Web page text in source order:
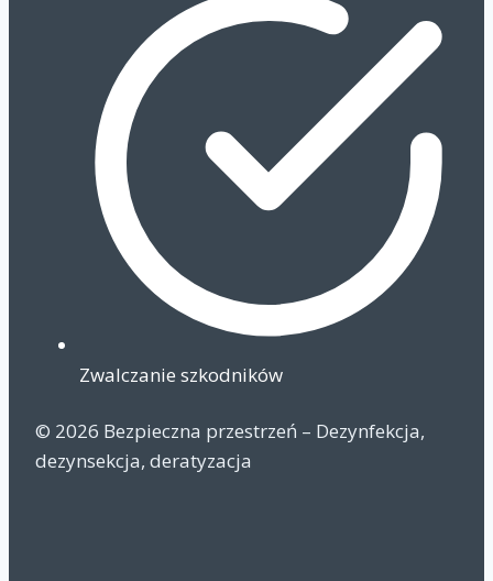
Zwalczanie szkodników
© 2026 Bezpieczna przestrzeń – Dezynfekcja,
dezynsekcja, deratyzacja